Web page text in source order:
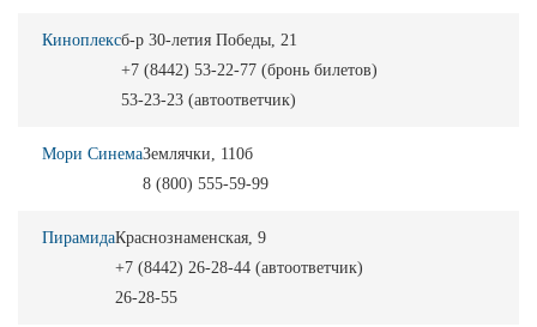
Киноплексб-р 30-летия Победы, 21
+7 (8442) 53-22-77 (бронь билетов)
53-23-23 (автоответчик)
Мори СинемаЗемлячки, 110б
8 (800) 555-59-99
ПирамидаКраснознаменская, 9
+7 (8442) 26-28-44 (автоответчик)
26-28-55